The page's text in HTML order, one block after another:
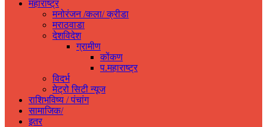
महाराष्ट्र
मनोरंजन /कला/ क्रीडा
मराठवाडा
देशविदेश
ग्रामीण
कोंकण
प.महाराष्ट्र
विदर्भ
मेट्रो सिटी न्यूज
राशिभविष्य / पंचांग
सामाजिक/
इतर